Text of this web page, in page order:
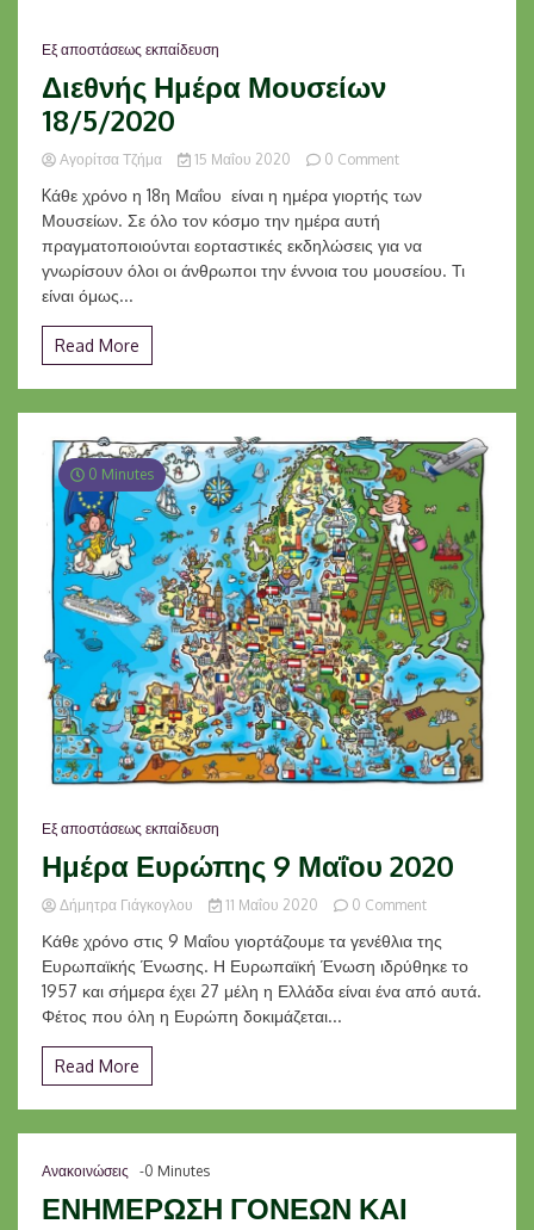
Εξ αποστάσεως εκπαίδευση
Διεθνής Ημέρα Μουσείων
18/5/2020
Αγορίτσα Τζήμα 15 Μαΐου 2020 0 Commenton
Ημέρα
18/5/2020
Kάθε χρόνο η 18η Μαΐου είναι η ημέρα γιορτής των
Μουσείων. Σε όλο τον κόσμο την ημέρα αυτή
πραγματοποιούνται εορταστικές εκδηλώσεις για να
γνωρίσουν όλοι οι άνθρωποι την έννοια του μουσείου. Τι
είναι όμως...
Read More
0 Minutes
Εξ αποστάσεως εκπαίδευση
Ημέρα Ευρώπης 9 Μαΐου 2020
Δήμητρα Γιάγκογλου 11 Μαΐου 2020 0 Commenton
Ευρώπης
9
Μαΐου
Κάθε χρόνο στις 9 Μαΐου γιορτάζουμε τα γενέθλια της
Ευρωπαϊκής Ένωσης. Η Ευρωπαϊκή Ένωση ιδρύθηκε το
1957 και σήμερα έχει 27 μέλη η Ελλάδα είναι ένα από αυτά.
Φέτος που όλη η Ευρώπη δοκιμάζεται...
Read More
Ανακοινώσεις -0 Minutes
ΕΝΗΜΕΡΩΣΗ ΓΟΝΕΩΝ ΚΑΙ